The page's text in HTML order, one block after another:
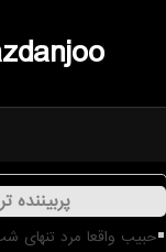
پربیننده
حبیب واقعا مرد تنهای